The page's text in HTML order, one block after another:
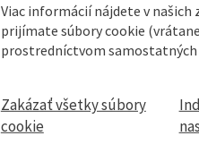
Viac informácií nájdete v našich
prijímate súbory cookie
prostredníctvom samostatných
Zakázať všetky súbory
cookie